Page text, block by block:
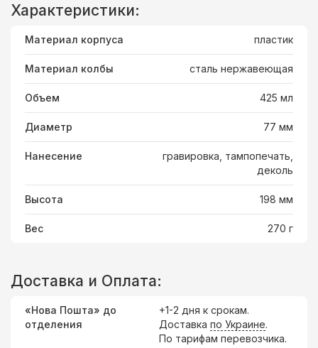
Характеристики:
Материал корпуса пластик
Материал колбы сталь нержавеющая
Объем 425 мл
Диаметр 77 мм
Нанесение
гравировка, тампопечать,
деколь
Высота 198 мм
Вес 270 г
Доставка и Оплата:
«Нова Пошта» до
отделения
+1-2 дня к срокам.
Доставка по Украине.
По тарифам перевозчика.